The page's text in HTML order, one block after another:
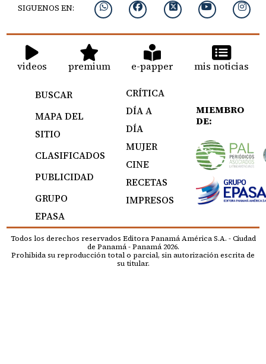
SIGUENOS EN:
videos premium e-papper mis noticias
BUSCAR
MAPA DEL
SITIO
CLASIFICADOS
PUBLICIDAD
GRUPO
EPASA
CRÍTICA
DÍA A
DÍA
MUJER
CINE
RECETAS
IMPRESOS
MIEMBRO
DE:
Todos los derechos reservados Editora Panamá América S.A. - Ciudad
de Panamá - Panamá 2026.
Prohibida su reproducción total o parcial, sin autorización escrita de
su titular.